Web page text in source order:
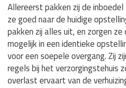
Allereerst pakken zij de inboedel
ze goed naar de huidige
pakken zij alles uit, en zorgen
mogelijk in een identieke
voor een soepele overgang. Zij
regels bij het verzorgingstehuis
overlast ervaart van de